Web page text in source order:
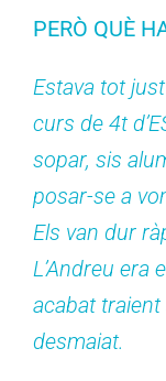
PERÒ QUÈ
Estava tot
curs de 4t
sopar, sis
posar-se a
Els van dur
L’Andreu era
acabat traient
desmaiat.